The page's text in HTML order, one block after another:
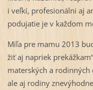
i veľkí, profesionálni aj
podujatie je v každom
Míľa pre mamu 2013
žiť aj napriek
materských a
ale aj rodiny